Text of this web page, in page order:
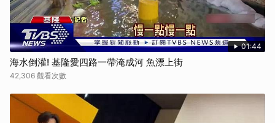
01:44
海水倒灌! 基隆愛四路一帶淹成河 魚漂上街
42,306 觀看次數